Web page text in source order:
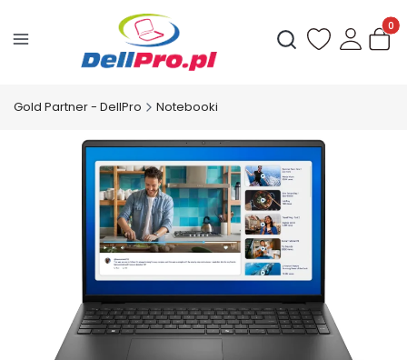
Otwórz
Gold Partner - DellPro Notebooki